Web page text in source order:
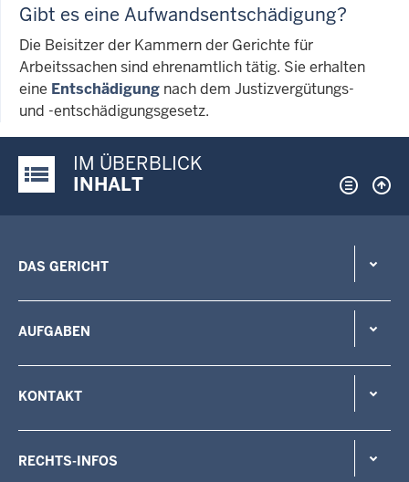
Gibt es eine Aufwandsentschädigung?
Die Beisitzer der Kammern der Gerichte für
Arbeitssachen sind ehrenamtlich tätig. Sie erhalten
eine Entschädigung nach dem Justizvergütungs-
und -entschädigungsgesetz.
Justiz-Portal im Überblick:
IM ÜBERBLICK
INHALT
DAS GERICHT
AUFGABEN
KONTAKT
RECHTS-INFOS